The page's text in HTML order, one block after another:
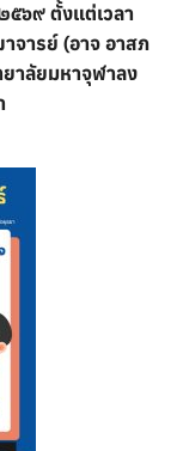
๖๙ ตั้งแต่เวลา
จารย์ (อาจ อาสภ
าลัยมหาจุฬาลง